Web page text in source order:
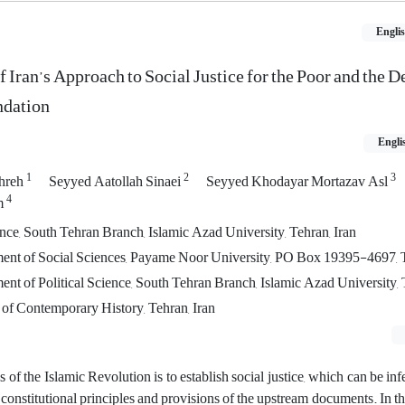
Approach to Social Justice for the Poor and the
1 Seyyed Aatollah Sinaei2 Seyyed Khodayar Mortazav Asl3
4
South Tehran Branch, Islamic Azad University, Tehran, Iran
of Social Sciences, Payame Noor University, PO Box 19395-4697,
of Political Science, South Tehran Branch, Islamic Azad University,
Contemporary History, Tehran, Iran
of the Islamic Revolution is to establish social justice, which can be
principles and provisions of the upstream documents. In